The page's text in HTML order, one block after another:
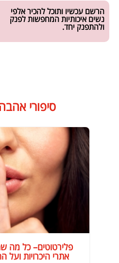
הרשם עכשיו ותוכל להכיר אלפי
נשים איכותיות המחפשות לפנק
ולהתפנק יחד.
סיפורי
פלירטוטים– כל מה
אתרי היכרויות